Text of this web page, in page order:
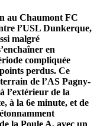
au Chaumont FC
l’USL Dunkerque,
malgré
en
compliquée
perdus. Ce
de l’AS Pagny-
l’extérieur de la
à la 6e minute, et de